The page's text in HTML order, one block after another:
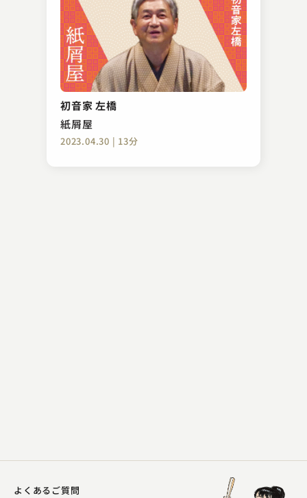
初音家 左橋
紙屑屋
2023.04.30 | 13分
三遊亭 吉窓
本膳
2023.03.19 | 15分
よくあるご質問